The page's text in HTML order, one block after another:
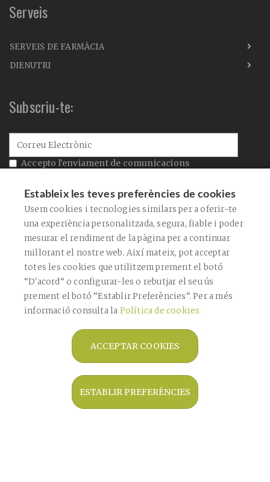
Serveis
SERVEIS DE FARMÀCIA
DIENUTRI
Subscriu-te:
Accepto l'enviament de comunicacions
Accepto lapolítica de privacitat
Aquest lloc està protegit per reCAPTCHA i s'apliquen la Política de Privadesa
de
Google i elsTermes de servei.
CONFIRMAR
ENVIAR
Copyright © 2026 Farmàcia Bagaría De
Casanova -Diseño web- Farmaoffice
Estableix les teves preferències de cookies
Usem cookies i tecnologies similars per a oferir-te
una experiència personalitzada, segura, fiable i poder
mesurar el rendiment de la pàgina per a continuar
millorant el nostre web. Així mateix, pot acceptar
totes les cookies que utilitzem prement el botó
“D'acord“ o configurar-les o rebutjar el seu ús
prement el botó “Establir Preferències“. Per a més
informació consulta la Política de cookies
ACCEPTAR COOKIES
ESTABLIR PREFERÈNCIES